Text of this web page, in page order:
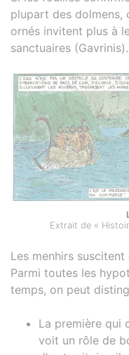
plupart des dolmens,
ornés invitent plus à
sanctuaires (Gavrinis).
Extrait de «
Les menhirs
Parmi toutes les
temps, on peut
La première qui
voit un rôle de